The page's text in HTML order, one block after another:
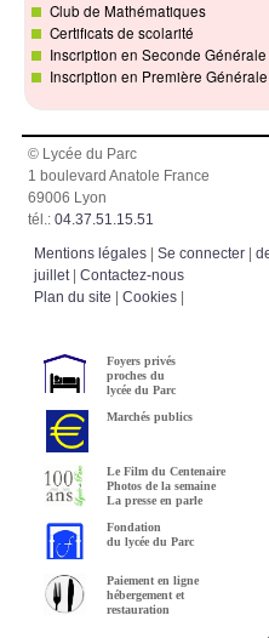
Club de Mathématiques
Certificats de scolarité
Inscription en Seconde
Inscription en Première Générale
© Lycée du Parc
1 boulevard Anatole France
69006 Lyon
tél.:04.37.51.15.51
Mentions légales |Se connecter |
juillet|Contactez-nous
Plan du site |Cookies
Foyers privés
proches du
lycée du Parc
Marchés publics
Le Film du Centenaire
Photos de la semaine
La presse en parle
Fondation
du lycée du Parc
Paiement en ligne
hébergement et
restauration